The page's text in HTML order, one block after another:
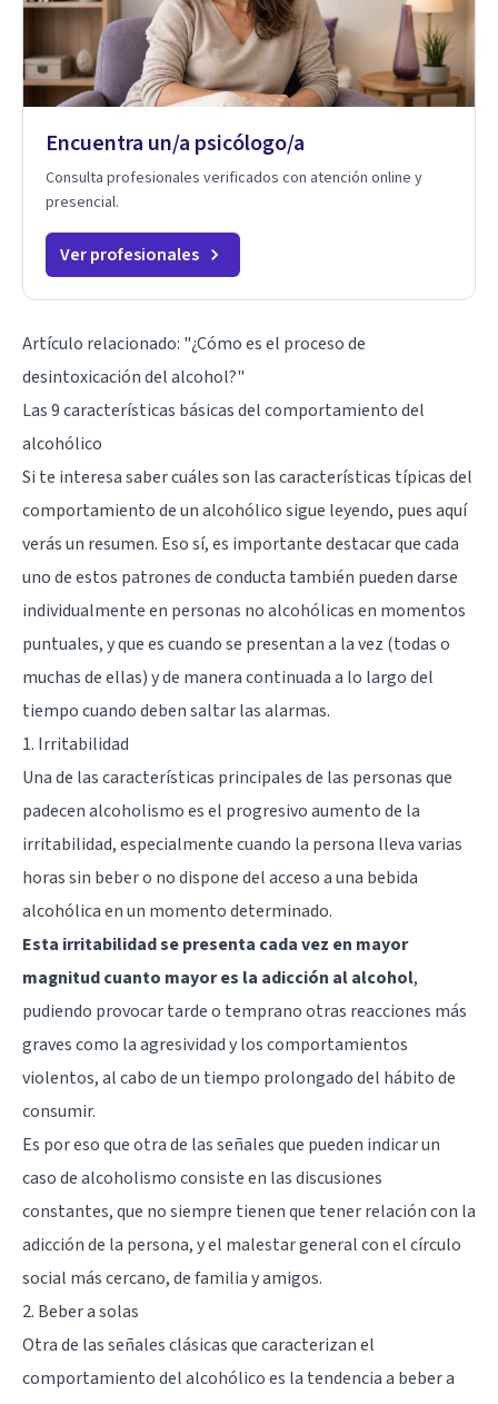
Encuentra un/a psicólogo/a
Consulta profesionales verificados con atención online y
presencial.
Ver profesionales
Artículo relacionado: "¿Cómo es el proceso de
desintoxicación del alcohol?"
Las 9 características básicas del comportamiento del
alcohólico
Si te interesa saber cuáles son las características típicas del
comportamiento de un alcohólico sigue leyendo, pues aquí
verás un resumen. Eso sí, es importante destacar que cada
uno de estos patrones de conducta también pueden darse
individualmente en personas no alcohólicas en momentos
puntuales, y que es cuando se presentan a la vez (todas o
muchas de ellas) y de manera continuada a lo largo del
tiempo cuando deben saltar las alarmas.
1. Irritabilidad
Una de las características principales de las personas que
padecen alcoholismo es el progresivo aumento de la
irritabilidad, especialmente cuando la persona lleva varias
horas sin beber o no dispone del acceso a una bebida
alcohólica en un momento determinado.
Esta irritabilidad se presenta cada vez en mayor
magnitud cuanto mayor es la adicción al alcohol,
pudiendo provocar tarde o temprano otras reacciones más
graves como la agresividad y los comportamientos
violentos, al cabo de un tiempo prolongado del hábito de
consumir.
Es por eso que otra de las señales que pueden indicar un
caso de alcoholismo consiste en las discusiones
constantes, que no siempre tienen que tener relación con la
adicción de la persona, y el malestar general con el círculo
social más cercano, de familia y amigos.
2. Beber a solas
Otra de las señales clásicas que caracterizan el
comportamiento del alcohólico es la tendencia a beber a